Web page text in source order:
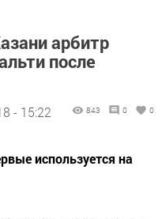
арбитр
после
- 15:22 843 0 0
используется на